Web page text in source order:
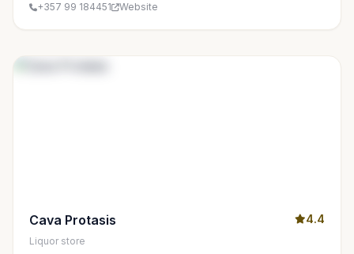
+357 99 184451
Website
Cava Protasis 4.4
Liquor store